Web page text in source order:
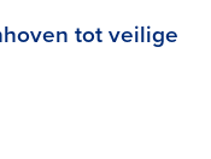
tot veilige